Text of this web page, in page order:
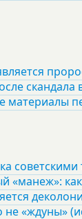
скандала
материалы
«манеж»:
не «ждуны»